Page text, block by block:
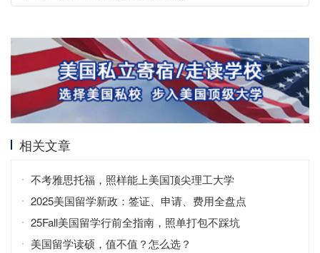
相关文章
不考雅思托福，照样能上美国顶尖理工大学
2025美国留学新政：签证、申请、费用全盘点
25Fall美国留学行前全指南，照单打包不踩坑
美国留学读硕，值不值？怎么选？